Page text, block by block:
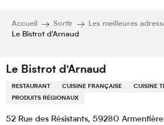
Accueil Sortir Les meilleures
Le Bistrot d'Arnaud
Le Bistrot d'Arnaud
RESTAURANT CUISINE FRANÇAISE
CUISINE
PRODUITS RÉGIONAUX
52 Rue des Résistants, 59280